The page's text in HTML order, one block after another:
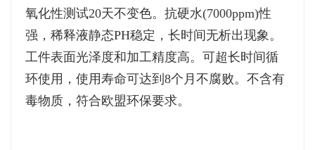
氧化性测试20天不变色。抗硬水(7000ppm)性
强，稀释液静态PH稳定，长时间无析出现象。
工件表面光泽度和加工精度高。可超长时间循
环使用，使用寿命可达到 8个月不腐败。不含有
毒物质，符合欧盟环保要求。